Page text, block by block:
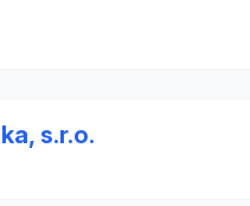
s.r.o.